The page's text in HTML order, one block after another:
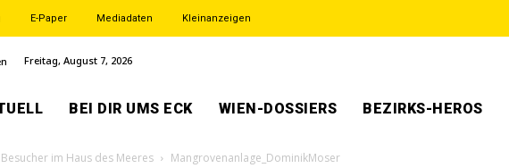
E-Paper Mediadaten Kleinanzeigen
Freitag, August 7, 2026
BEI DIR UMS ECK WIEN-DOSSIERS BEZIRKS-HEROS
im Haus des Meeres Mangrovenanlage_DominikMoser